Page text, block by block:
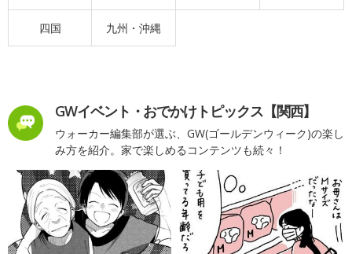
四国 九州・沖縄
GWイベント・おでかけトピックス【関西】
ウォーカー編集部が選ぶ、GW(ゴールデンウィーク)の楽し
み方を紹介。家で楽しめるコンテンツも続々！